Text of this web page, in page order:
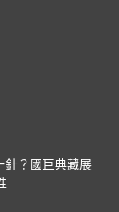
針？國巨典藏展